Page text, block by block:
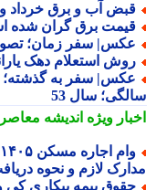
آب و برق خرداد و تیر 300 درصد گران شد!
برق گران شده
سفر زمان؛ تصویری از خیابان 15 خرداد
استعلام دهک یارانه
سال 53
ویژهاندیشه معاصر
وام
لازم و نحوه دریافت
بیمه بیکاری کی